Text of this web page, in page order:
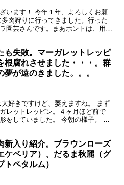
います！ 今年１年、よろしくお願
肉狩りに行ってきました。行った
園芸さんです。まあホントは、用事
も失敗。マーガレットレッピ
根腐れさせました・・・。群
夢が遠のきました。。。
好きですけど、萎えますね。 まず
レットレッピン。４ヶ月ほど前で
をしていました。 今朝の様子。 元
新入り紹介。ブラウンローズ
ケベリア）、だるま秋麗（グ
トペタルム）